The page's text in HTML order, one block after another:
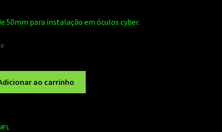
50mm para instalação em óculos cyber.
ao carrinho